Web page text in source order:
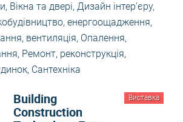
, Вікна та двері, Дизайн інтер'єру,
енергоощадження,
вентиляція, Опалення,
, Ремонт, реконструкція,
, Сантехніка
Виставка
Building
Construction